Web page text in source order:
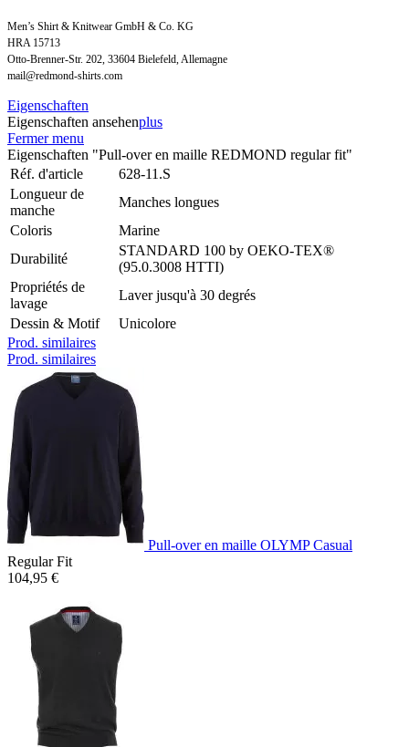
Men’s Shirt & Knitwear GmbH & Co. KG
HRA 15713
Otto-Brenner-Str. 202, 33604 Bielefeld, Allemagne
mail@redmond-shirts.com
Eigenschaften
Eigenschaften ansehenplus
Fermer menu
Eigenschaften "Pull-over en maille REDMOND regular fit"
Réf. d'article
628-11.S
Longueur de
manche
Manches longues
Coloris
Marine
Durabilité
STANDARD 100 by OEKO-TEX®
(95.0.3008 HTTI)
Propriétés de
lavage
Laver jusqu'à 30 degrés
Dessin & Motif
Unicolore
Prod. similaires
Prod. similaires
Pull-over en maille OLYMP Casual
Regular Fit
104,95 €